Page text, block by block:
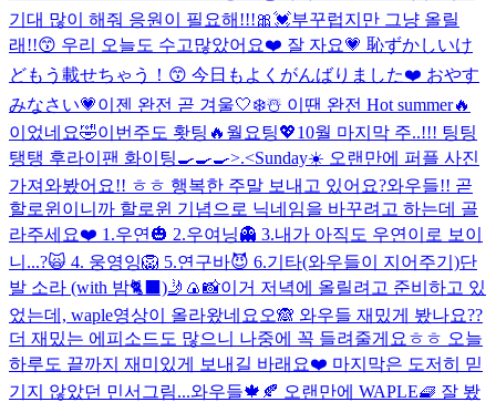
기대 많이 해줘 응원이 필요해!!!🎀💓부꾸럽지만 그냥 올릴
래!!😙 우리 오늘도 수고많았어요❤️ 잘 자요💗 恥ずかしいけ
どもう載せちゃう！😙 今日もよくがんばりました❤️ おやす
みなさい💗이젠 완전 곧 겨울🤍❄️☃️ 이땐 완전 Hot summer🔥
이었네요🤣이번주도 홧팅🔥월요팅💖10월 마지막 주..!!! 팅팅
탱탱 후라이팬 화이팅🍳🍳🍳>.<Sunday☀️ 오랜만에 퍼플 사진
가져와봤어요!! ㅎㅎ 행복한 주말 보내고 있어요?와우들!! 곧
할로윈이니까 할로윈 기념으로 닉네임을 바꾸려고 하는데 골
라주세요❤️ 1.우연🎃 2.우여닝👻 3.내가 아직도 우연이로 보이
니...?🙀 4. 웅영잉🦁 5.연구바😈 6.기타(와우들이 지어주기)단
발 소라 (with 밤🐈‍⬛)🤳🍙📸이거 저녁에 올릴려고 준비하고 있
었는데, waple영상이 올라왔네요오🙈 와우들 재밌게 봤나요??
더 재밌는 에피소드도 많으니 나중에 꼭 들려줄게요ㅎㅎ 오늘
하루도 끝까지 재미있게 보내길 바래요❤️ 마지막은 도저히 믿
기지 않았던 민서그림...와우들🍁🍂 오랜만에 WAPLE🧇 잘 봤